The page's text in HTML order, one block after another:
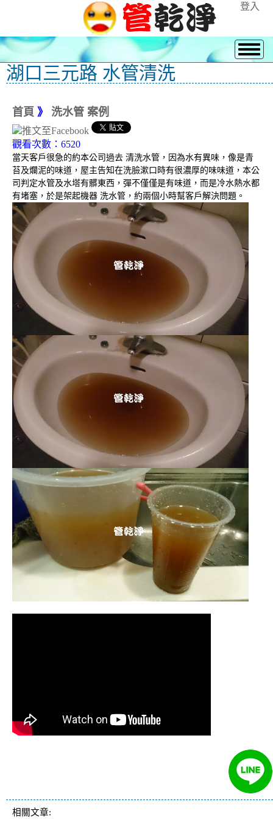
登入
湖口三元路 水管清洗
首頁 》 洗水管 案例
觀看次數：6520
當天客戶很急的約本公司過去 清洗水管，因為水有異味，像是青
苔及爛泥的味道，屋主告知在洗臉漱口時有很濃厚的味味道，本公
司判定水管及水塔有髒東西，彈不僅僅是有味道，而是冷水熱水都
有堵塞，於是架起機器 洗水管，約兩個小時幫客戶解決問題。
清洗水管 水管清洗 洗水管 熱水
相關文章: